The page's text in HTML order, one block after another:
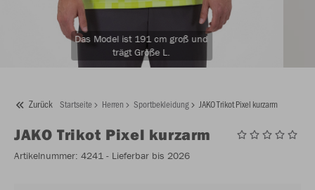
Das Model ist 191 cm groß und
trägt Größe L.
Zurück Startseite Herren Sportbekleidung JAKO Trikot Pixel kurzarm
JAKO Trikot Pixel kurzarm
Artikelnummer: 4241 - Lieferbar bis 2026